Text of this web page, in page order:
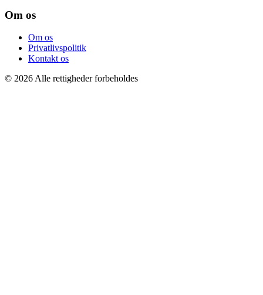
Om os
Om os
Privatlivspolitik
Kontakt os
© 2026 Alle rettigheder forbeholdes